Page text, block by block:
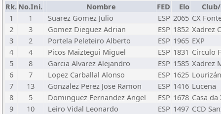
Rk. No.Ini. Nombre FED Elo
1
1 Suarez Gomez Julio ESP 2065 CX
2
3 Gomez Dieguez Adrian ESP 1852 Xadrez
3
2 Portela Peleteiro Alberto ESP 1965 EXP
4
4 Picos Maiztegui Miguel ESP 1831 Circulo
5
8 Garcia Alvarez Alejandro ESP 1585 Xadrez
6
7 Lopez Carballal Alonso ESP 1625 Lourizán
7
13 Gonzalez Perez Jose Ramon ESP 1416 Lucena
8
5 Dominguez Fernandez Angel ESP 1678 Casa
9
10 Leiro Vidal Leonardo ESP 1497 CCD